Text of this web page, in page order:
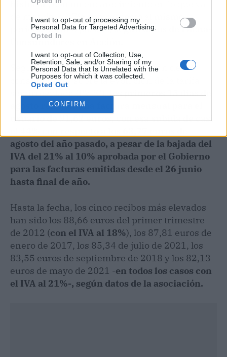
I want to opt-out of processing my
Personal Data for Targeted Advertising.
Opted In
I want to opt-out of Collection, Use,
Retention, Sale, and/or Sharing of my
Personal Data that Is Unrelated with the
Purposes for which it was collected.
Opted Out
CONFIRM
historia",con un encarecimiento en lo que va
de mes del 43,7% con respecto al mismo
periodo del año pasado,según datos de Facua-
Consumidores en Acción.
Según estimaciones de la asociación de
consumidores sobre la evolución de la tarifa
semirregulada (PVPC),los primeros 15 días de
agosto reflejan una factura mensual para el
usuario de 91,62 euros, con esa subida de casi
agosto del año pasado, a pesar de la bajada del
IVA del 21% al 10% aprobada por el Gobierno
para las facturas emitidas desde el 26 junio
hasta final de año.
Hasta la fecha, los cinco recibos más elevados
han sido los 88,66 euros del primer trimestre
de 2012 (con el IVA al 18%), los 87,81 euros de
enero de 2017, los 85,34 de julio de 2021, los
83,55 euros de septiembre de 2018 y los 82,13
euros de mayo de 2021 -en todos los casos con
el IVA al 21%-, según datos de la asociación.